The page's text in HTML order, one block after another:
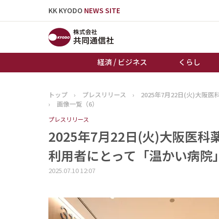
KK KYODO NEWS SITE
経済 / ビジネス くらし
トップページ
トップ › プレスリリース ›
2025年7月22日(火)大阪医
›
画像一覧（6）
プレスリリース
2025年7月22日(火)大阪医科
利用者にとって「温かい病
2025.07.10 12:07